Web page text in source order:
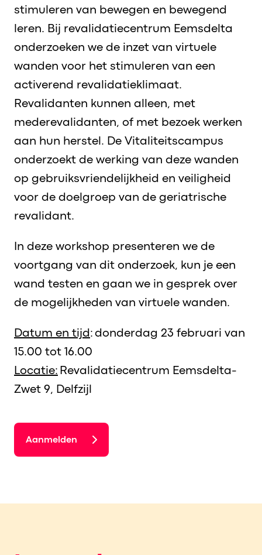
stimuleren van bewegen en bewegend
leren. Bij revalidatiecentrum Eemsdelta
onderzoeken we de inzet van virtuele
wanden voor het stimuleren van een
activerend revalidatieklimaat.
Revalidanten kunnen alleen, met
mederevalidanten, of met bezoek werken
aan hun herstel. De Vitaliteitscampus
onderzoekt de werking van deze wanden
op gebruiksvriendelijkheid en veiligheid
voor de doelgroep van de geriatrische
revalidant.
In deze workshop presenteren we de
voortgang van dit onderzoek, kun je een
wand testen en gaan we in gesprek over
de mogelijkheden van virtuele wanden.
Datum en tijd : donderdag 23 februari van
15.00 tot 16.00
Locatie: Revalidatiecentrum Eemsdelta-
Zwet 9, Delfzijl
Aanmelden